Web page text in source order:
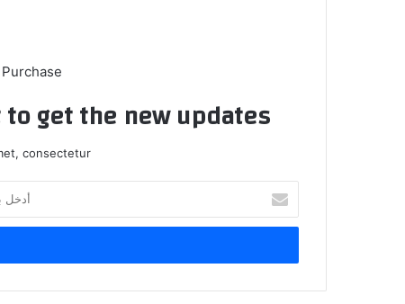
get the new updates!
consectetur.
خ
ب